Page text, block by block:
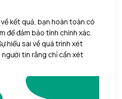
kết quả, bạn hoàn toàn có
để đảm bảo tính chính xác.
hiểu sai về quá trình xét
tin rằng chỉ cần xét